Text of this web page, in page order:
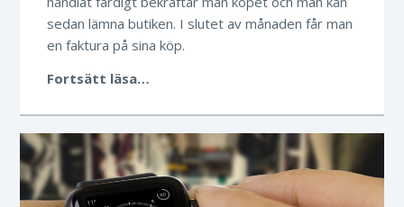
sedan lämna butiken. I slutet av månaden får man
en faktura på sina köp.
Fortsätt läsa…